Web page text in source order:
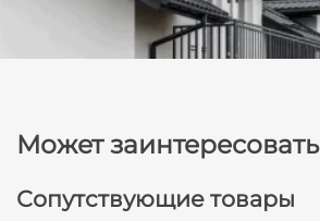
Может заинтересовать
Сопутствующие товары